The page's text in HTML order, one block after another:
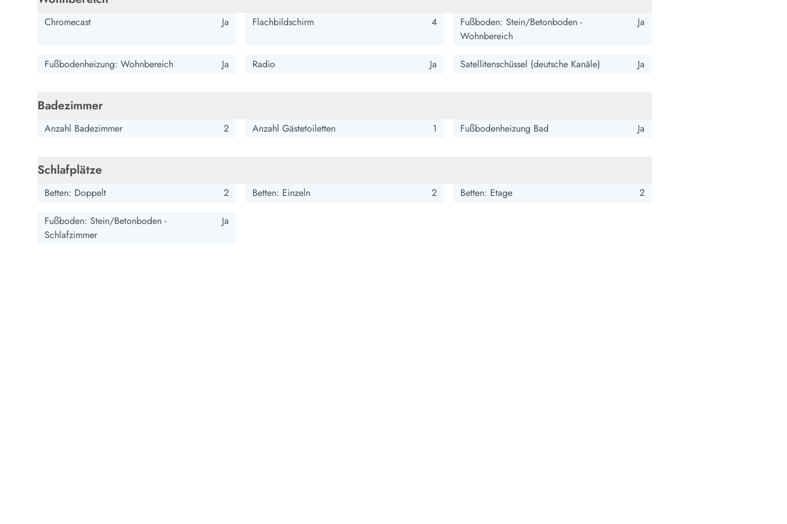
Kontakt & Öffnungszeiten
Qualität seit 1965
Nachhaltigkeit
Das sagen unsere Gäste
Sponsoren - Esmark unterstützt
Mietbedingungen
Datenschutzerklärung
Chromecast Ja Flachbildschirm 4
Fußboden: Stein/Betonboden -
Wohnbereich
Ja
Fußbodenheizung: Wohnbereich Ja Radio Ja Satellitenschüssel (deutsche Kanäle) Ja
Badezimmer
Anzahl Badezimmer 2 Anzahl Gästetoiletten 1 Fußbodenheizung Bad Ja
Schlafplätze
Betten: Doppelt 2 Betten: Einzeln 2 Betten: Etage 2
Fußboden: Stein/Betonboden -
Schlafzimmer
Ja